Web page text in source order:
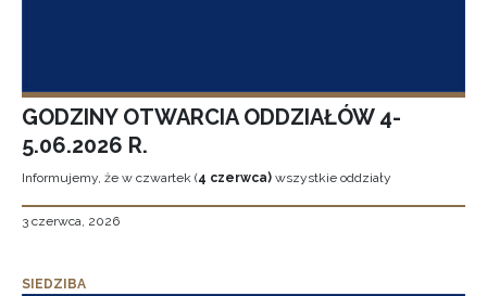
GODZINY OTWARCIA ODDZIAŁÓW 4-
5.06.2026 R.
Informujemy, że w czwartek (4 czerwca) wszystkie oddziały
3 czerwca, 2026
SIEDZIBA